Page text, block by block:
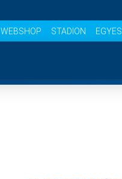
WEBSHOP STADION